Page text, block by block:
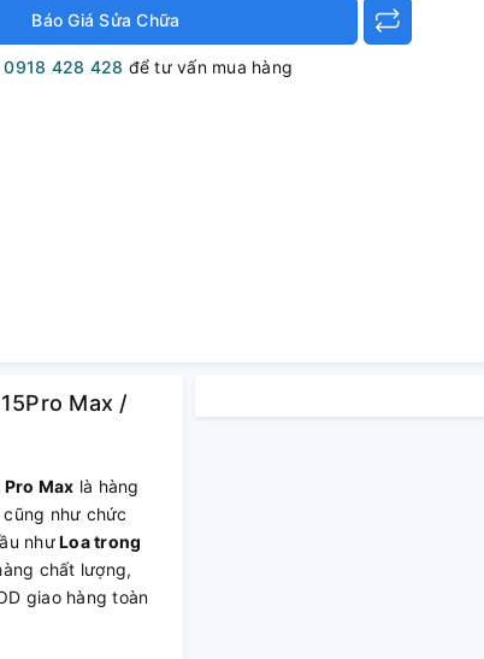
Báo Giá Sửa Chữa
0918 428 428 để tư vấn mua hàng
Max /
Max là hàng
như chức
nhưLoa trong
chất lượng,
giao hàng toàn